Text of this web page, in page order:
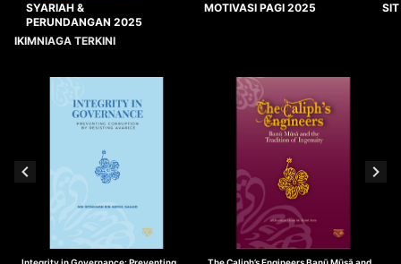
SYARIAH &
PERUNDANGAN 2025
MOTIVASI PAGI 2025
IKIMNIAGA TERKINI